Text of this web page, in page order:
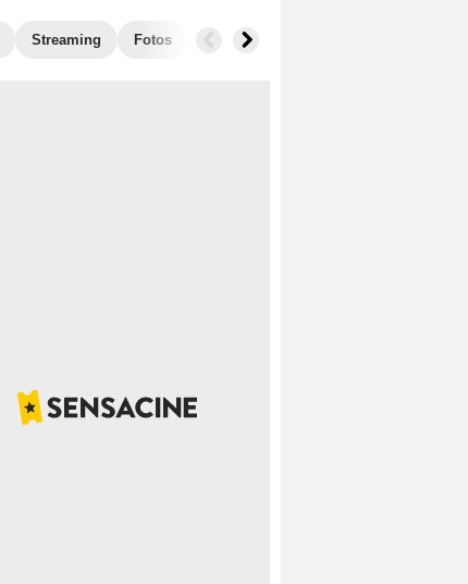
Streaming Fotos Anécdotas